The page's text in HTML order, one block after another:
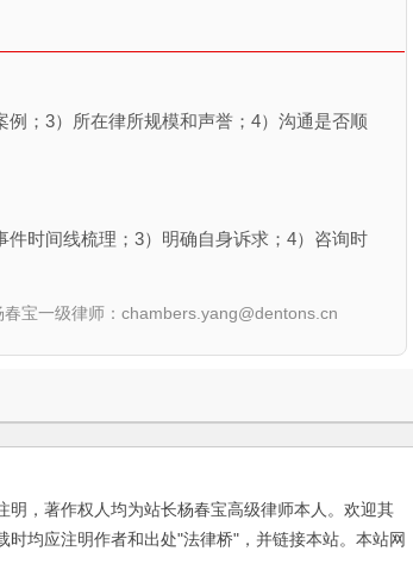
；3）所在律所规模和声誉；4）沟通是否顺
时间线梳理；3）明确自身诉求；4）咨询时
宝一级律师：chambers.yang@dentons.cn
，著作权人均为站长杨春宝高级律师本人。欢迎其
均应注明作者和出处"法律桥"，并链接本站。本站网